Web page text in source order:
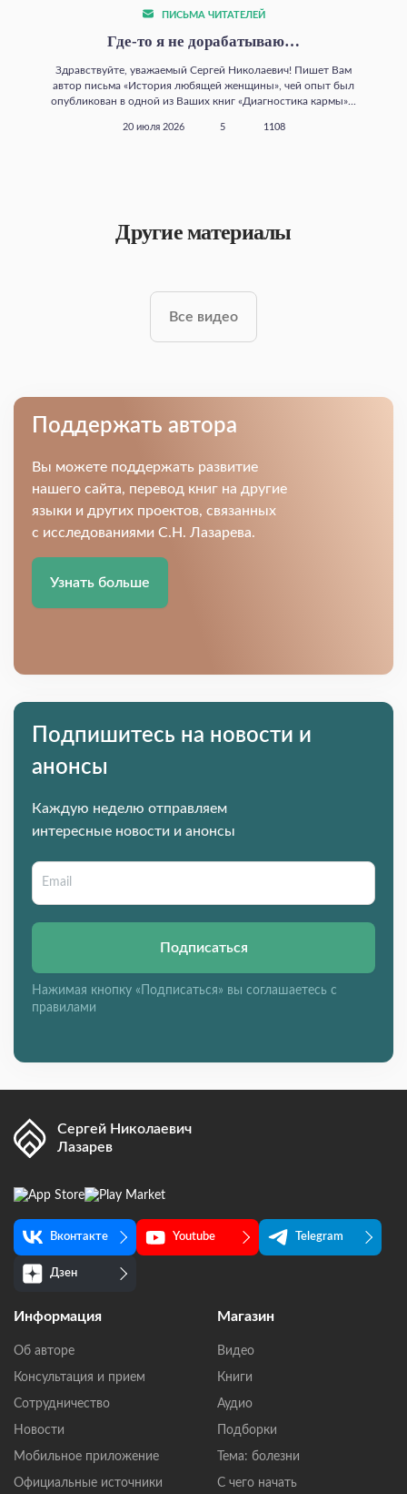
ПИСЬМА ЧИТАТЕЛЕЙ
Где‑то я не дорабатываю…
Здравствуйте, уважаемый Сергей Николаевич! Пишет Вам
автор письма «История любящей женщины», чей опыт был
опубликован в одной из Ваших книг «Диагностика кармы»...
20 июля 2026 5 1108
Другие материалы
Все видео
Поддержать автора
Вы можете поддержать развитие
нашего сайта, перевод книг на другие
языки и других проектов, связанных
с исследованиями С.Н. Лазарева.
Узнать больше
Подпишитесь на новости и
анонсы
Каждую неделю отправляем
интересные новости и анонсы
Подписаться
Нажимая кнопку «Подписаться» вы соглашаетесь с
правилами
Сергей Николаевич
Лазарев
Вконтакте Youtube Telegram
Дзен
Информация
Об авторе
Консультация и прием
Сотрудничество
Новости
Мобильное приложение
Официальные источники
Магазин
Видео
Книги
Аудио
Подборки
Тема: болезни
С чего начать